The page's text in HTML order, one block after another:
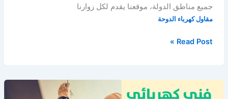
جميع مناطق الدولة، موقعنا يقدم لكل زوارنا
مقاول كهرباء الدوحة
مقاول
Read Post »